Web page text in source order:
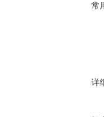
常
详